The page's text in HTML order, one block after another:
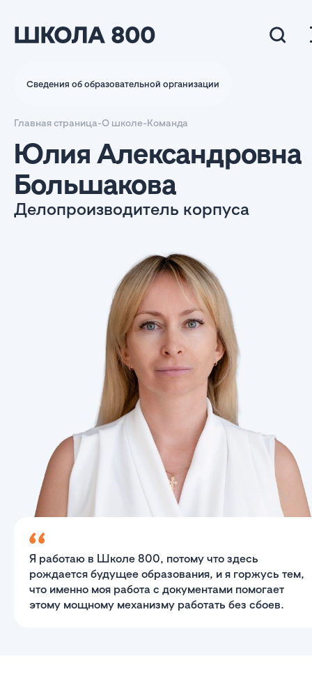
Сведения об образовательной организации
Главная страница-О школе-Команда
Юлия Александровна
Большакова
Делопроизводитель корпуса
Я работаю в Школе 800, потому что здесь
рождается будущее образования, и я горжусь тем,
что именно моя работа с документами помогает
этому мощному механизму работать без сбоев.